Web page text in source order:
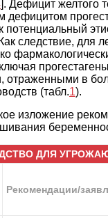
]. Дефицит желтого
дефицитом
потенциальный
следствие, для
отраженными в
(табл.1).
изложение
ДЛЯ
Рекомендации/